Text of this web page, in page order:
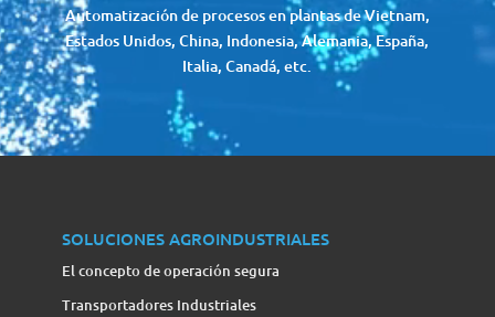
Automatización de procesos en plantas de Vietnam,
Estados Unidos, China, Indonesia, Alemania, España,
Italia, Canadá, etc.
SOLUCIONES AGROINDUSTRIALES
El concepto de operación segura
Transportadores Industriales